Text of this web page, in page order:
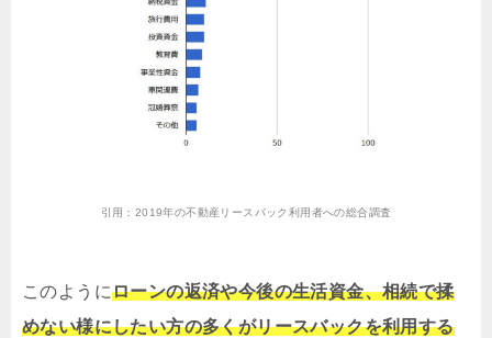
引用： 2019年の不動産リースバック利用者への総合調査
このようにローンの返済や今後の生活資金、相続で揉
めない様にしたい方の多くがリースバックを利用する